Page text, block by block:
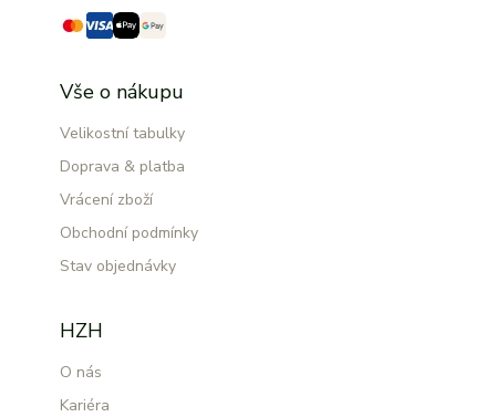
Vše o nákupu
Velikostní tabulky
Doprava & platba
Vrácení zboží
Obchodní podmínky
Stav objednávky
HZH
O nás
Kariéra